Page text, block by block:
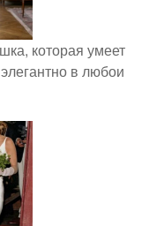
которая умеет
в любои